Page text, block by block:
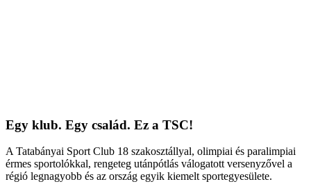
Egy klub. Egy család. Ez a TSC!
A Tatabányai Sport Club 18 szakosztállyal, olimpiai és paralimpiai
érmes sportolókkal, rengeteg utánpótlás válogatott versenyzővel a
régió legnagyobb és az ország egyik kiemelt sportegyesülete.